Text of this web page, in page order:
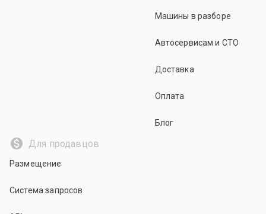
Машины в разборе
Автосервисам и СТО
Доставка
Оплата
Блог
Для продавцов
Размещение
Система запросов